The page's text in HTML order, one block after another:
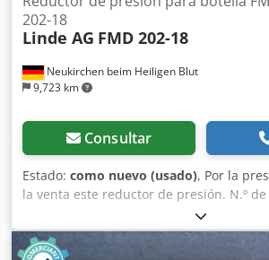
Neukirchen beim Heiligen Blut
9,723 km
202-18
Linde AG FMD 202-18
Consultar
Estado: como nuevo (usado), Por la
la venta este reductor de presión. N.º
RS3602021018 Disponibles 5 unidades
como nuevas. Precio por la compra de
40 € (neto). Manual de instrucciones